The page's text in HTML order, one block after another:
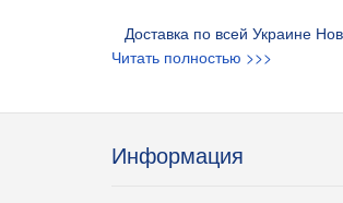
Доставка по всей Украине
Читать полностью >>>
Информация